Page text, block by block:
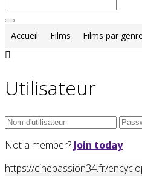
Accueil Films Films par genre
Utilisateur
Not a member? Join today
https://cinepassion34.fr/